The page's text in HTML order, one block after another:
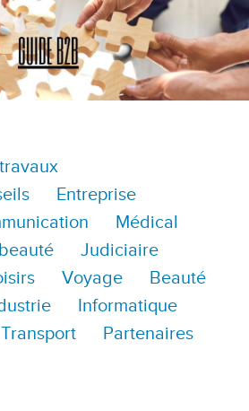
Entreprise
Médical
Judiciaire
Voyage
Beauté
Informatique
Transport Partenaires